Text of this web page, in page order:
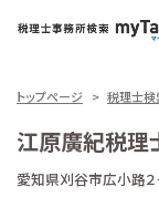
トップページ 税理士検
江原廣紀税理
愛知県刈谷市広小路